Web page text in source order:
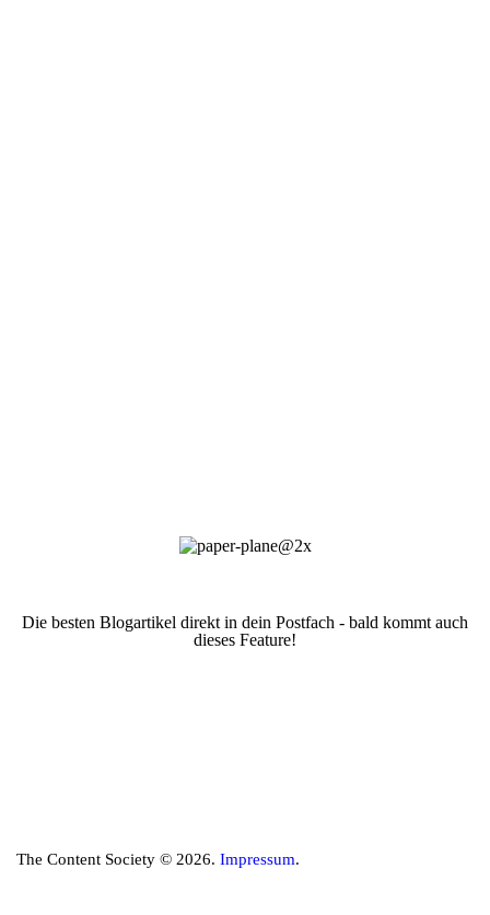
Die besten Blogartikel direkt in dein Postfach - bald kommt auch
dieses Feature!
The Content Society © 2026. Impressum.